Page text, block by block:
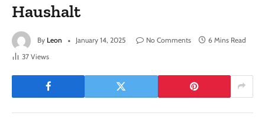
Haushalt
By Leon January 14, 2025 No Comments
6 Mins Read
37 Views